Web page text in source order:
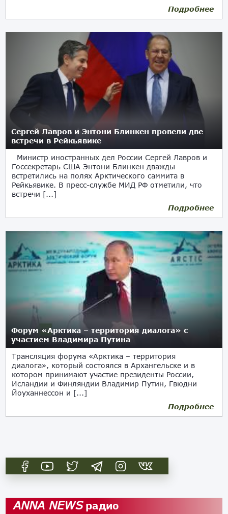
Подробнее
Сергей Лавров и Энтони Блинкен провели две
встречи в Рейкьявике
Министр иностранных дел России Сергей Лавров и
Госсекретарь США Энтони Блинкен дважды
встретились на полях Арктического саммита в
Рейкьявике. В пресс-службе МИД РФ отметили, что
встречи [...]
Подробнее
Форум «Арктика – территория диалога» с
участием Владимира Путина
Трансляция форума «Арктика – территория
диалога», который состоялся в Архангельске и в
котором принимают участие президенты России,
Исландии и Финляндии Владимир Путин, Гвюдни
Йоуханнессон и [...]
Подробнее
ANNA NEWSрадио